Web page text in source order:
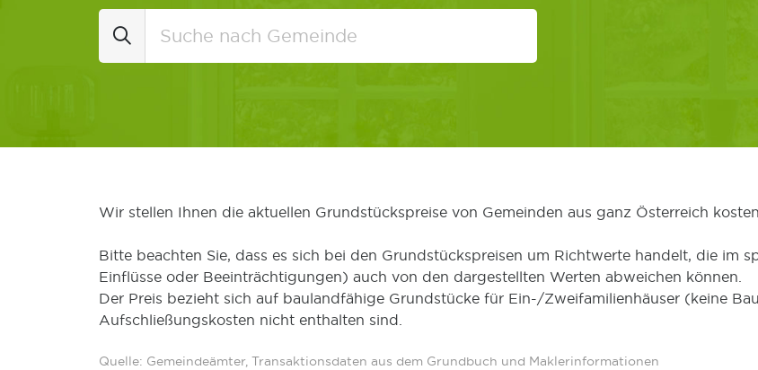
Wir stellen Ihnen die aktuellen Grundstückspreise von Gemeinden aus ganz Österreich
Bitte beachten Sie, dass es sich bei den Grundstückspreisen um Richtwerte handelt, die im
Einflüsse oder Beeinträchtigungen) auch von den dargestellten Werten abweichen können.
Der Preis bezieht sich auf baulandfähige Grundstücke für Ein-/Zweifamilienhäuser (keine
Aufschließungskosten nicht enthalten sind.
Quelle: Gemeindeämter, Transaktionsdaten aus dem Grundbuch und Maklerinformationen